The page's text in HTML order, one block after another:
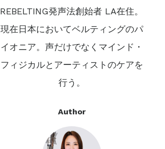
REBELTING発声法創始者 LA在住。
現在日本においてベルティングのパ
イオニア。声だけでなくマインド・
フィジカルとアーティストのケアを
行う。
Author